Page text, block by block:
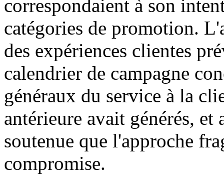
correspondaient à son
catégories de promotion.
des expériences clientes
calendrier de campagne
généraux du service à la
antérieure avait générés,
soutenue que l'approche
compromise.